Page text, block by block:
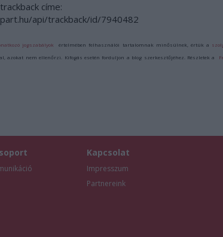
címe:
api/trackback/id/7940482
jogszabályok értelmében felhasználói tartalomnak minősülnek, értük a
azokat nem ellenőrzi. Kifogás esetén forduljon a blog szerkesztőjéhez. Részletek a
Kapcsolat
Impresszum
Partnereink